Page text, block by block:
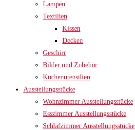
Lampen
Textilien
Kissen
Decken
Geschirr
Bilder und Zubehör
Küchenutensilien
Ausstellungsstücke
Wohnzimmer Ausstellungsstücke
Esszimmer Ausstellungsstücke
Schlafzimmer Ausstellungsstücke